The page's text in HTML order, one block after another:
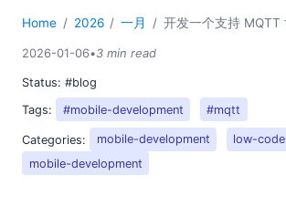
Home 2026 一月 开发一个支持 MQTT
2026-01-06•3 min read
Status: #blog
Tags:
#mobile-development #mqtt
Categories: mobile-development
low-
mobile-development